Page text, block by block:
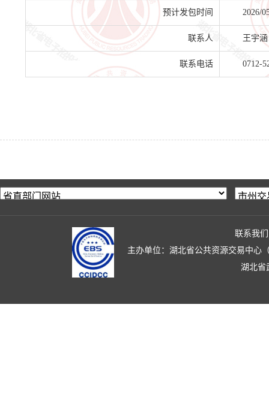
预计发包时间 2026/
联系人 王宇涵
联系电话 0712-
联系我们
主办单位：湖北省公共资源交易中心
湖北省